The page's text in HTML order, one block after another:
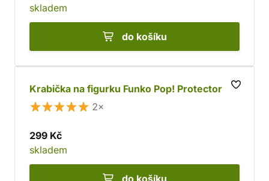
skladem
do košíku
Krabička na figurku Funko Pop! Protector
2×
299 Kč
skladem
do košíku